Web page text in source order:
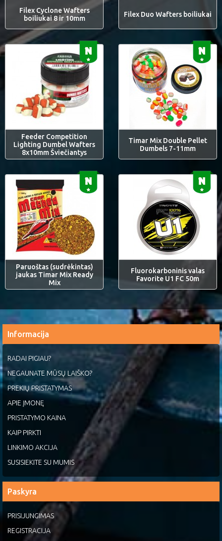
Filex Cyclone Wafters
boiliukai 8 ir 10mm
Filex Duo Wafters boiliukai
Feeder Competition
Lighting Dumbel Wafters
8x10mm Šviečiantys
Timar Mix Double Pellet
Dumbels 7-11mm
Paruoštas (sudrėkintas)
jaukas Timar Mix Ready
Mix
Fluorokarboninis valas
Favorite U1 FC 50m
Informacija
RADAI PIGIAU?
NEGAUNATE MŪSŲ LAIŠKO?
PREKIŲ PRISTATYMAS
APIE ĮMONĘ
PRISTATYMO KAINA
KAIP PIRKTI
LINKIMO AKCIJA
SUSISIEKITE SU MUMIS
Paskyra
PRISIJUNGIMAS
REGISTRACIJA